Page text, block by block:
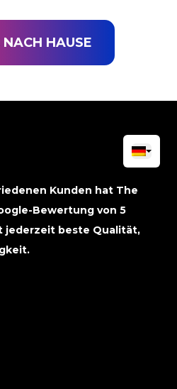
NACH HAUSE
Kunden hat The
Bewertung von 5
jederzeit beste Qualität,